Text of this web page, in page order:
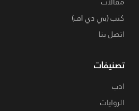
كتب (بي دي اف)
اتصل بنا
تصنيفات
ادب
الروايات